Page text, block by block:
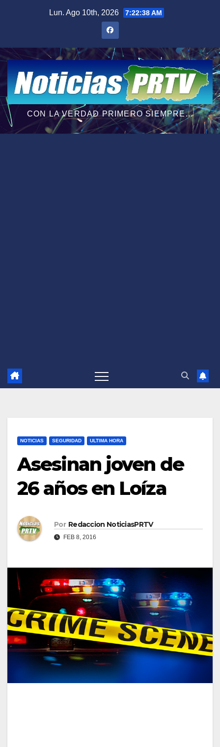
Lun. Ago 10th, 2026 7:22:39 AM
CON LA VERDAD PRIMERO SIEMPRE...
NOTICIAS SEGURIDAD ULTIMA HORA
Asesinan joven de
26 años en Loíza
Por Redaccion NoticiasPRTV
FEB 8, 2016